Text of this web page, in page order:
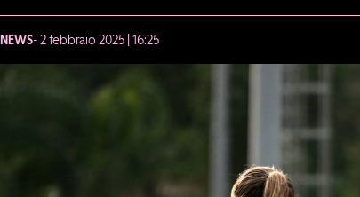
NEWS- 2 febbraio 2025 | 16:25